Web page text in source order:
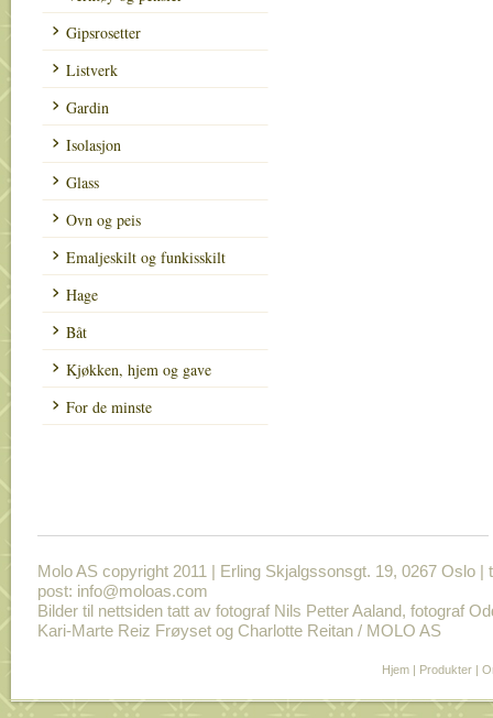
Gipsrosetter
Listverk
Gardin
Isolasjon
Glass
Ovn og peis
Emaljeskilt og funkisskilt
Hage
Båt
Kjøkken, hjem og gave
For de minste
Molo AS copyright 2011 | Erling Skjalgssonsgt. 19, 0267 Oslo |
post: info@moloas.com
Bilder til nettsiden tatt av fotograf Nils Petter Aaland, fotograf
Kari-Marte Reiz Frøyset og Charlotte Reitan / MOLO AS
Hjem | Produkter |